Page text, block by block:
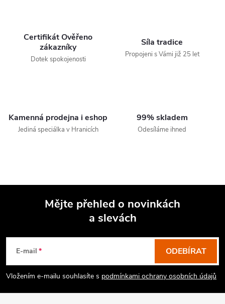
Certifikát Ověřeno
zákazníky
Dotek spokojenosti
Síla tradice
Propojeni s Vámi již 25 let
Kamenná prodejna i eshop
Jediná speciálka v Hranicích
99% skladem
Odesíláme ihned
Mějte přehled o novinkách
a slevách
E-mail
Vložením e-mailu souhlasíte s podmínkami ochrany osobních údajů
ODEBÍRAT